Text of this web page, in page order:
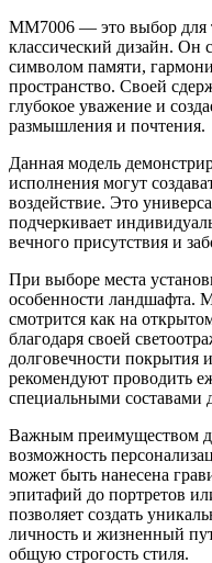
ММ7006 — это выбор для
классический дизайн.
символом памяти,
пространство. Своей
глубокое уважение и
размышления и почтения.
Данная модель
исполнения могут
воздействие. Это
подчеркивает
вечного присутствия и
При выборе места
особенности ландшафта.
смотрится как на
благодаря своей
долговечности покрытия
рекомендуют проводить
специальными составами
Важным преимуществом
возможность
может быть нанесена
эпитафий до портретов
позволяет создать
личность и жизненный
общую строгость стиля.